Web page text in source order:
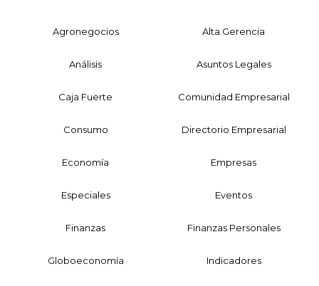
Agronegocios Alta Gerencia
Análisis Asuntos Legales
Caja Fuerte Comunidad Empresarial
Consumo Directorio Empresarial
Economía Empresas
Especiales Eventos
Finanzas Finanzas Personales
Globoeconomía Indicadores